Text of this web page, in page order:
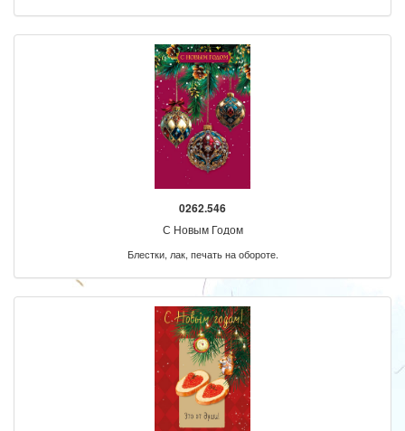
0262.546
С Новым Годом
Блестки, лак, печать на обороте.